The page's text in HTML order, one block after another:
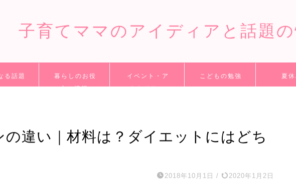
子育てママのアイディアと話題
る話題
暮らしのお役
立ち情報
イベント・ア
ウトドアー
こどもの勉強 夏
違い｜材料は？ダイエットにはどち
2018年10月1日 / 2020年1月2日